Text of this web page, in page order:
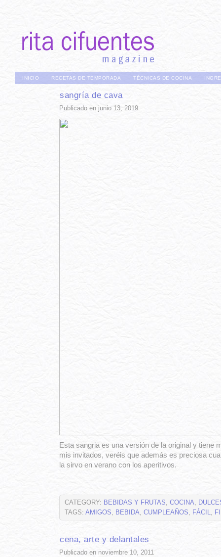
INICIO RECETAS DE TEMPORADA TÉCNICAS DE COCINA
sangría de cava
Publicado en junio 13, 2019
Esta sangria es una versión de la original y tiene
mis invitados, veréis que además es preciosa
la sirvo en verano con los aperitivos.
CATEGORY: BEBIDAS Y FRUTAS, COCINA,
TAGS: AMIGOS, BEBIDA, CUMPLEAÑOS, FÁCIL,
cena, arte y delantales
Publicado en noviembre 10, 2011